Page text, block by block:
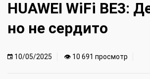
HUAWEI WiFi BE3:
но не сердито
10/05/2025 👁 10 691 просмотр